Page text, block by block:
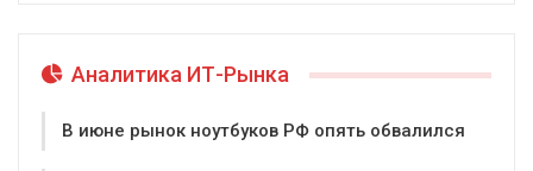
Аналитика ИТ-Рынка
В июне рынок ноутбуков РФ опять обвалился